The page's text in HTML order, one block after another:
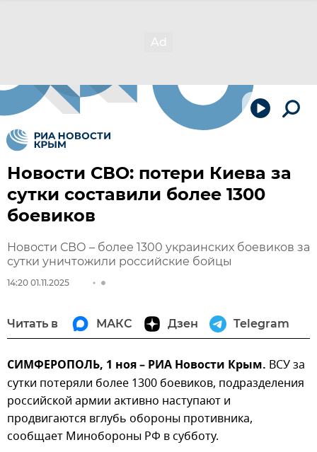
Новости СВО: потери Киева за
сутки составили более 1300
боевиков
Новости СВО – более 1300 украинских боевиков за
сутки уничтожили российские бойцы
14:20 01.11.2025
Читать в МАКС Дзен Telegram
СИМФЕРОПОЛЬ, 1 ноя – РИА Новости Крым. ВСУ за
сутки потеряли более 1300 боевиков, подразделения
российской армии активно наступают и
продвигаются вглубь обороны противника,
сообщает Минобороны РФ в субботу.